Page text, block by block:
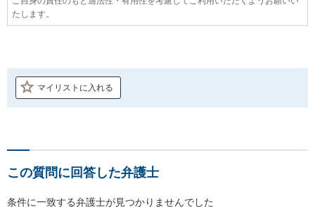
たします。
マイリストに入れる
この質問に回答した弁護士
条件に一致する弁護士が見つかりませんでした